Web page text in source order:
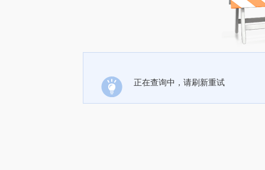
正在查询中，请刷新重试